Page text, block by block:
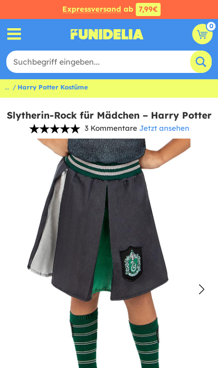
Expressversand ab 7,99€
0
... Harry Potter Kostüme
Slytherin-Rock für Mädchen – Harry Potter
3 Kommentare Jetzt ansehen